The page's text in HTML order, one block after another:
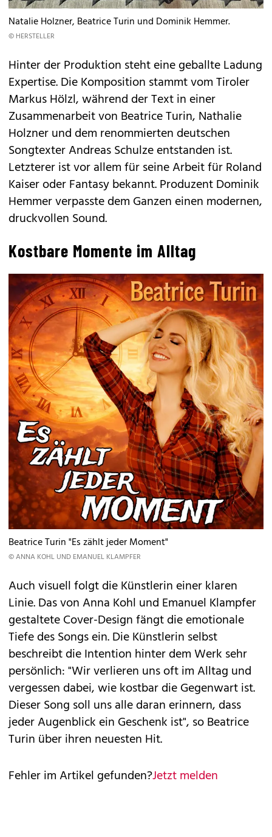
Natalie Holzner, Beatrice Turin und Dominik Hemmer.
© HERSTELLER
Hinter der Produktion steht eine geballte Ladung
Expertise. Die Komposition stammt vom Tiroler
Markus Hölzl, während der Text in einer
Zusammenarbeit von Beatrice Turin, Nathalie
Holzner und dem renommierten deutschen
Songtexter Andreas Schulze entstanden ist.
Letzterer ist vor allem für seine Arbeit für Roland
Kaiser oder Fantasy bekannt. Produzent Dominik
Hemmer verpasste dem Ganzen einen modernen,
druckvollen Sound.
Kostbare Momente im Alltag
Beatrice Turin "Es zählt jeder Moment"
© ANNA KOHL UND EMANUEL KLAMPFER
Auch visuell folgt die Künstlerin einer klaren
Linie. Das von Anna Kohl und Emanuel Klampfer
gestaltete Cover-Design fängt die emotionale
Tiefe des Songs ein. Die Künstlerin selbst
beschreibt die Intention hinter dem Werk sehr
persönlich: "Wir verlieren uns oft im Alltag und
vergessen dabei, wie kostbar die Gegenwart ist.
Dieser Song soll uns alle daran erinnern, dass
jeder Augenblick ein Geschenk ist", so Beatrice
Turin über ihren neuesten Hit.
Fehler im Artikel gefunden?Jetzt melden